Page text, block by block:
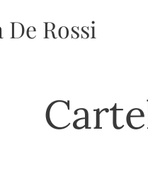
Rossi